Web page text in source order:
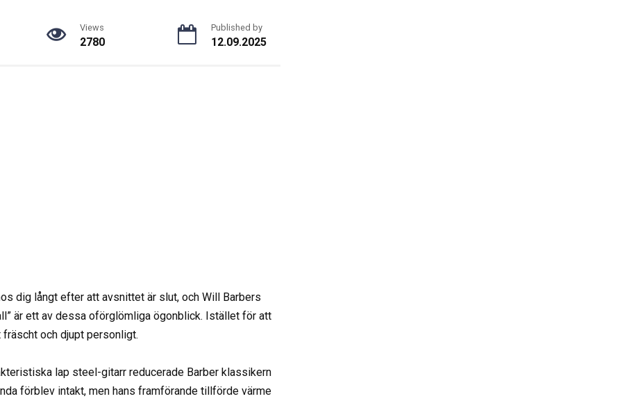
Views
2780
Published by
12.09.2025
dig långt efter att avsnittet är slut, och Will Barbers
är ett av dessa oförglömliga ögonblick. Istället för att
och djupt personligt.
lap steel-gitarr reducerade Barber klassikern
förblev intakt, men hans framförande tillförde värme